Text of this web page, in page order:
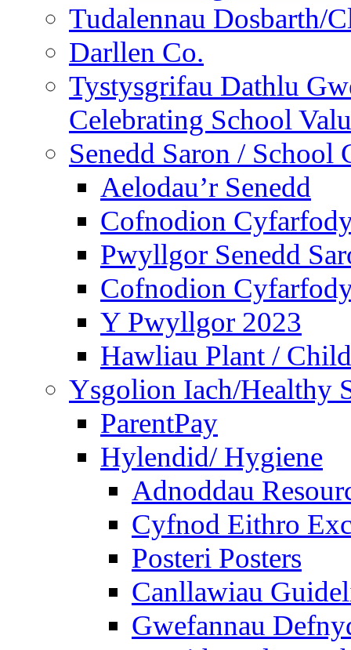
Tudalennau Dosbarth/
Darllen Co.
Tystysgrifau Dathlu
Celebrating School
Senedd Saron / School
Aelodau’r Senedd
Cofnodion
Pwyllgor Senedd
Cofnodion
Y Pwyllgor 2023
Hawliau Plant /
Ysgolion Iach/Healthy
ParentPay
Hylendid/ Hygiene
Adnoddau
Cyfnod Eithro
Posteri Posters
Canllawiau
Gwefannau